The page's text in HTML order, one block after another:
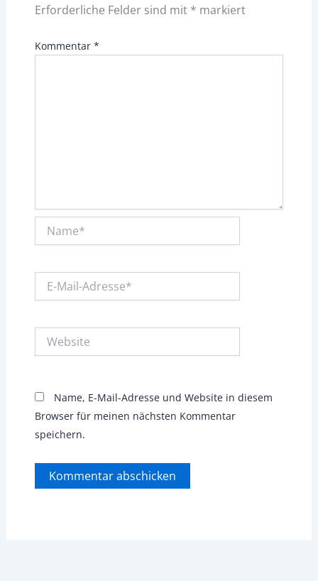
Erforderliche Felder sind mit * markiert
Kommentar *
Mail-
Name, E-Mail-Adresse und Website in diesem
Browser für meinen nächsten Kommentar
speichern.